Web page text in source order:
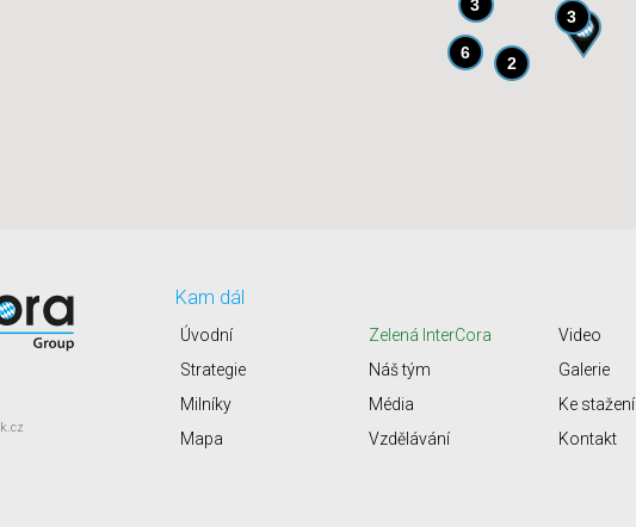
3
2
6
3
Kam dál
Úvodní
Strategie
Milníky
Mapa
Zelená InterCora
Náš tým
Média
Vzdělávání
Video
Galerie
Ke stažení
Kontakt